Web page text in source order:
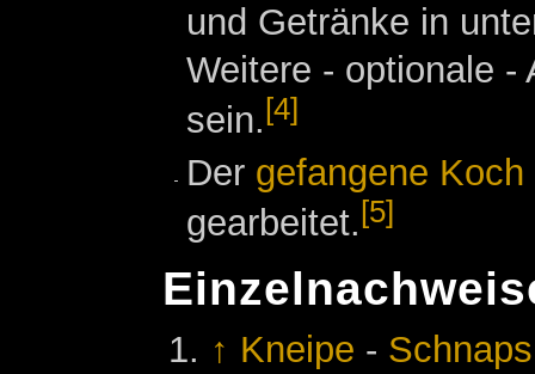
und Getränke in
Weitere - optionale
sein. [4]
Der gefangene Koch
gearbeitet. [5]
↑ Kneipe - Schnaps